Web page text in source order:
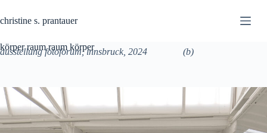
to
content
christine s. prantauer
körper raum raum körper
ausstellung fotoforum, innsbruck, 2024 (b)